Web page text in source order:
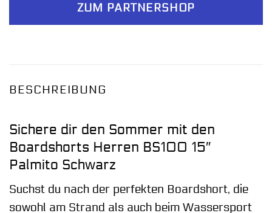
ZUM PARTNERSHOP
BESCHREIBUNG
Sichere dir den Sommer mit den
Boardshorts Herren BS100 15″
Palmito Schwarz
Suchst du nach der perfekten Boardshort, die
sowohl am Strand als auch beim Wassersport